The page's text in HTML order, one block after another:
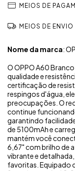
MEIOS DE
MEIOS DE ENVIO
Nome da marca:
O OPPO A60
qualidade e
certificação de
respingos d'água,
preocupações. O
continue
garantindo
de 5100mAh e
mantém você
6,67" com brilho de
vibrante e detalhada,
favoritas. Equipado